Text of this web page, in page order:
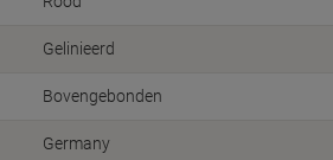
Gelinieerd
Bovengebonden
Germany